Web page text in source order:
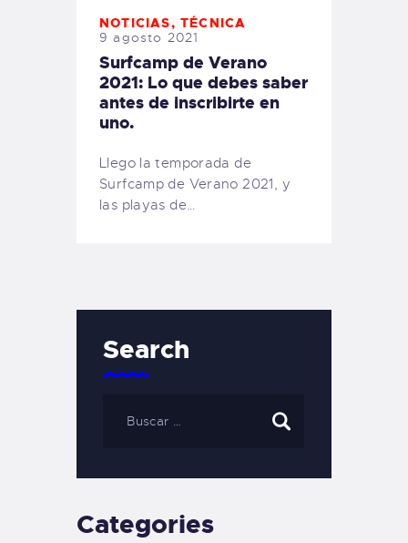
NOTICIAS,TÉCNICA
9 agosto 2021
Surfcamp de Verano
2021: Lo que debes saber
antes de inscribirte en
uno.
Llego la temporada de
Surfcamp de Verano 2021, y
las playas de…
Search
Categories